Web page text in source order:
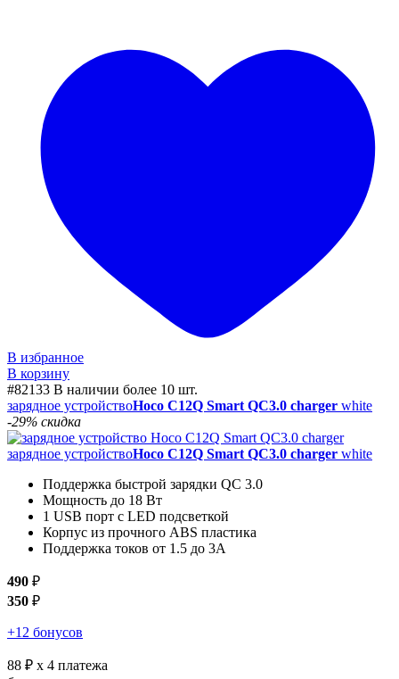
В избранное
В корзину
#82133 В наличии более 10 шт.
зарядное устройствоHoco C12Q Smart QC3.0 charger white
-29% скидка
зарядное устройствоHoco C12Q Smart QC3.0 charger white
Поддержка быстрой зарядки QC 3.0
Мощность до 18 Вт
1 USB порт с LED подсветкой
Корпус из прочного ABS пластика
Поддержка токов от 1.5 до 3А
490 ₽
350 ₽
+12 бонусов
88 ₽ x 4 платежа